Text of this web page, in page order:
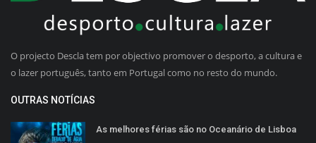
O projecto Descla tem por objectivo promover o desporto, a cultura e
o lazer português, tanto em Portugal como no resto do mundo.
OUTRAS NOTÍCIAS
As melhores férias são no Oceanário de Lisboa